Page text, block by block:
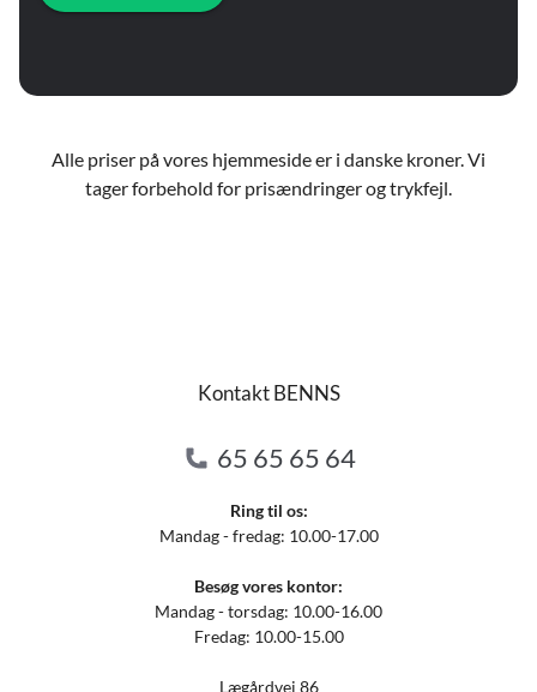
Alle priser på vores hjemmeside er i danske kroner. Vi
tager forbehold for prisændringer og trykfejl.
Kontakt BENNS
65 65 65 64
Ring til os:
Mandag - fredag: 10.00-17.00
Besøg vores kontor:
Mandag - torsdag: 10.00-16.00
Fredag: 10.00-15.00
Lægårdvej 86